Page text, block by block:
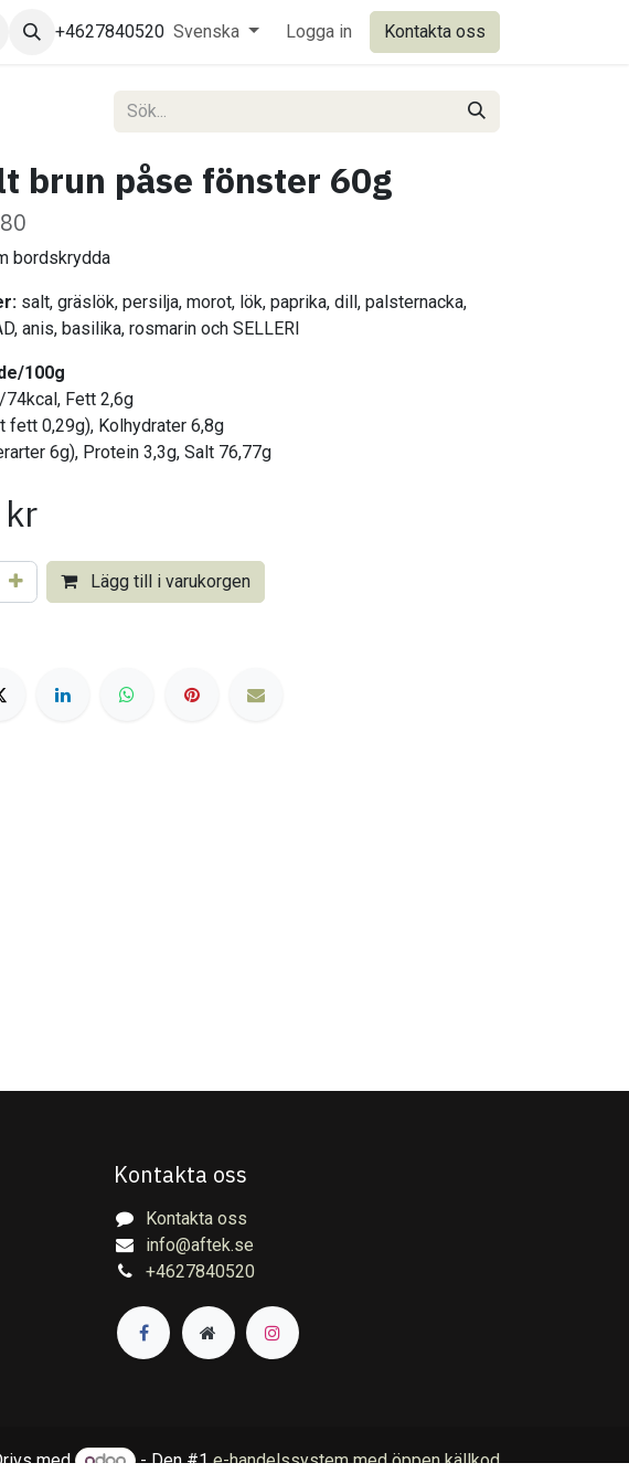
+4627840520 Svenska Logga in Kontakta oss
brun påse fönster 60g
bordskrydda
salt, gräslök, persilja, morot, lök, paprika, dill, palsternacka,
anis, basilika, rosmarin och SELLERI
100g
74kcal, Fett 2,6g
fett 0,29g), Kolhydrater 6,8g
6g), Protein 3,3g, Salt 76,77g
kr
Lägg till i varukorgen
Kontakta oss
Kontakta oss
info@aftek.se
+4627840520
med - Den #1e-handelssystem med öppen källkod